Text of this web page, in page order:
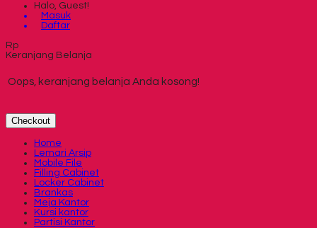
Halo, Guest!
Masuk
Daftar
Rp
Keranjang Belanja
Oops, keranjang belanja Anda kosong!
Checkout
Home
Lemari Arsip
Mobile File
Filling Cabinet
Locker Cabinet
Brankas
Meja Kantor
Kursi kantor
Partisi Kantor